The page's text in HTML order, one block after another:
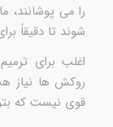
را می پوشانند،
شوند تا دقیقاً
اغلب برای
روکش ها نیاز
قوی نیست که